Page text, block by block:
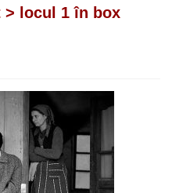
> locul 1 în box